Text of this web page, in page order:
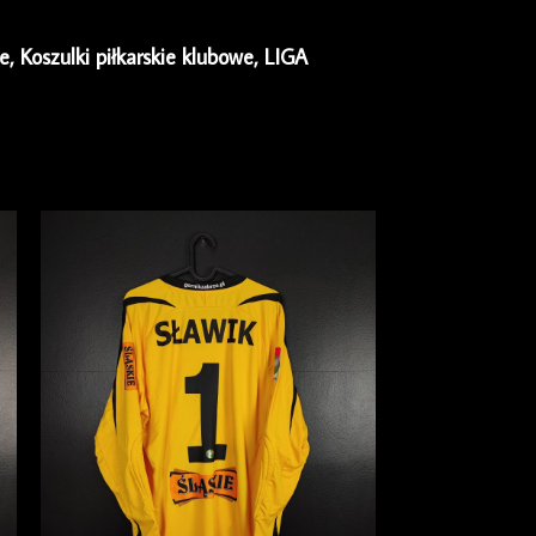
, Koszulki piłkarskie klubowe, LIGA